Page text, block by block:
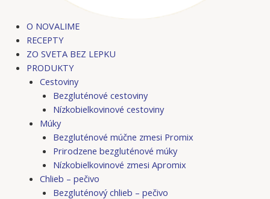
O NOVALIME
RECEPTY
ZO SVETA BEZ LEPKU
PRODUKTY
Cestoviny
Bezgluténové cestoviny
Nízkobielkovinové cestoviny
Múky
Bezgluténové múčne zmesi Promix
Prirodzene bezgluténové múky
Nízkobielkovinové zmesi Apromix
Chlieb – pečivo
Bezgluténový chlieb – pečivo